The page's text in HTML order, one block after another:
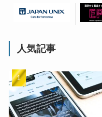
人気記事